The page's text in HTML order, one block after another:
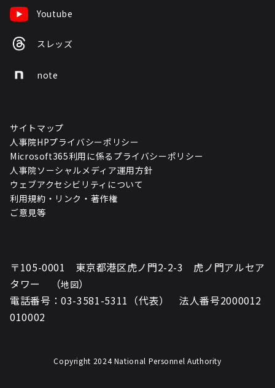
Youtube
スレッズ
note
サイトマップ
人事院HPプライバシーポリシー
Microsoft365利用に係るプライバシーポリシー
人事院ソーシャルメディア運用方針
ウェブアクセシビリティについて
利用規約・リンク・著作権
ご意見等
〒105-0001 東京都港区虎ノ門2-2-3 虎ノ門アルセア
タワー （地図）
電話番号：03-3581-5311（代表） 法人番号2000012
010002
Copyright 2024 National Personnel Authority